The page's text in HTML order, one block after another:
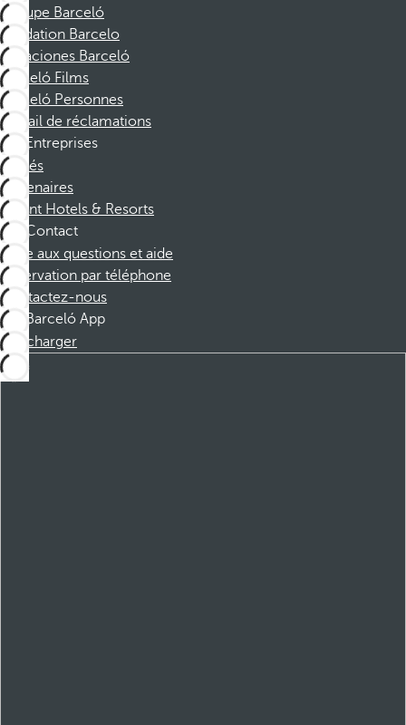
Groupe Barceló
Fondation Barcelo
Vacaciones Barceló
Barceló Films
Barceló Personnes
Portail de réclamations
Entreprises
Affiliés
Partenaires
Dorint Hotels & Resorts
Contact
Foire aux questions et aide
Réservation par téléphone
Contactez-nous
Barceló App
Télécharger